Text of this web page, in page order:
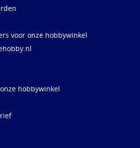
voor onze hobbywinkel
hobbywinkel